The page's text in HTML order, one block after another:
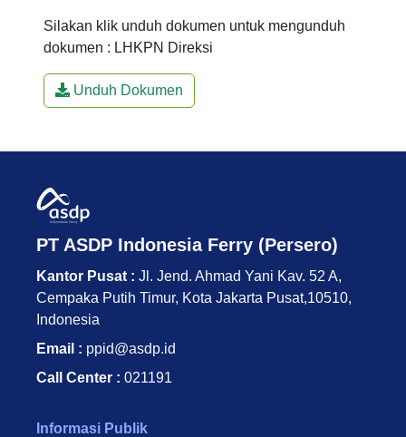
Silakan klik unduh dokumen untuk mengunduh
dokumen : LHKPN Direksi
Unduh Dokumen
PT ASDP Indonesia Ferry (Persero)
Kantor Pusat : Jl. Jend. Ahmad Yani Kav. 52 A,
Cempaka Putih Timur, Kota Jakarta Pusat,10510,
Indonesia
Email : ppid@asdp.id
Call Center : 021191
Informasi Publik